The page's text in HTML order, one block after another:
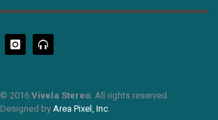
© 2016 Vívela Stereo. All rights reserved.
Designed by Area Pixel, Inc.